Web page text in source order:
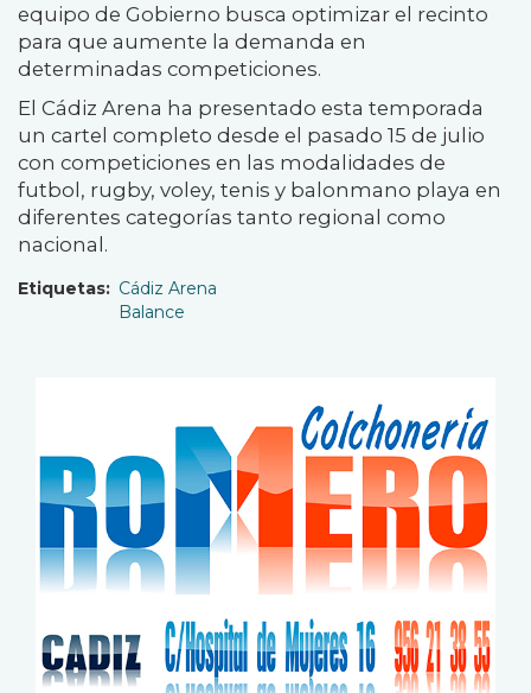
equipo de Gobierno busca optimizar el recinto
para que aumente la demanda en
determinadas competiciones.
El Cádiz Arena ha presentado esta temporada
un cartel completo desde el pasado 15 de julio
con competiciones en las modalidades de
futbol, rugby, voley, tenis y balonmano playa en
diferentes categorías tanto regional como
nacional.
Etiquetas
Cádiz Arena
Balance